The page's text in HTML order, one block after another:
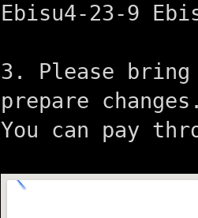
Ebisu4-23-9
3. Please bring
prepare
You can pay